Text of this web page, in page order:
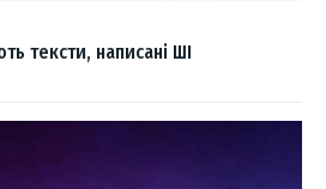
тексти, написані ШІ